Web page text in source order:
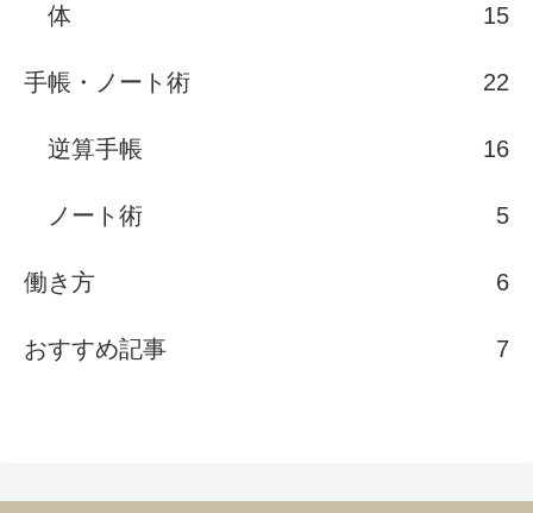
体 15
手帳・ノート術 22
逆算手帳 16
ノート術 5
働き方 6
おすすめ記事 7